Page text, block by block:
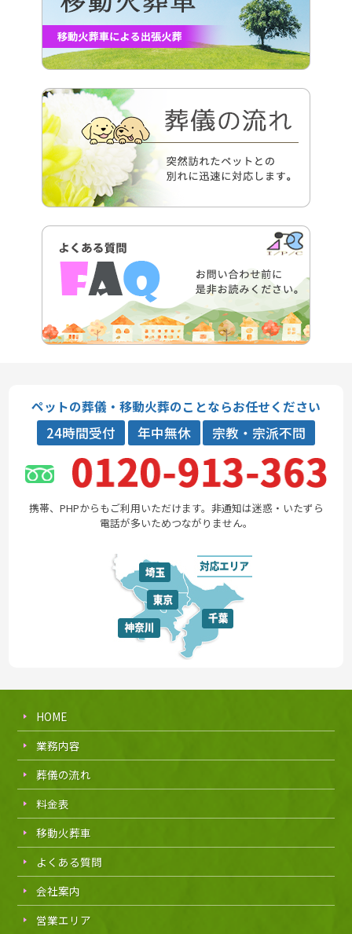
ペットの葬儀・移動火葬のことならお任せください
24時間受付 年中無休 宗教・宗派不問
携帯、PHPからもご利用いただけます。非通知は迷惑・いたずら
電話が多いためつながりません。
HOME
業務内容
葬儀の流れ
料金表
移動火葬車
よくある質問
会社案内
営業エリア